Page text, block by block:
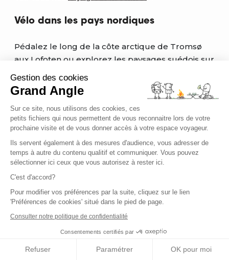
Gestion des cookies
Grand Angle
Sur ce site, nous utilisons des cookies, ces
petits fichiers qui nous permettent de vous reconnaitre lors de votre
prochaine visite et de vous donner accès à votre espace voyageur.
Ils servent également à des mesures d'audience, vous adresser de
temps à autre du contenu qualitif et communiquer. Vous pouvez
sélectionner ici ceux que vous autorisez à rester ici.
C'est d'accord?
Pour modifier vos préférences par la suite, cliquez sur le lien
'Préférences de cookies' situé dans le pied de page.
Consulter notre politique de confidentialité
Consentements certifiés par
Refuser Paramétrer OK pour moi
Vélo dans les pays nordiques
Pédalez le long de la côte arctique de Tromsø
aux Lofoten ou explorez les paysages suédois sur
les traces de Nils Holgersson. Nos
Norvège
et en Suède
privilégient les routes
panoramiques et les pistes cyclables aménagées.
Voir tous nosvoyages à vélo➜
Activités hivernales nordiques
L'hiver transforme le Grand Nord en terrain de jeu
unique. Initiez-vous au
sur les pistes de Sjusjoen ou Golsfjellet, ou partez
enFinlandedécouvrir les techniques du ski
nordique. Les amateurs deraquettes
apprécieront nos séjours enLaponieou sur l'île
de Senja.